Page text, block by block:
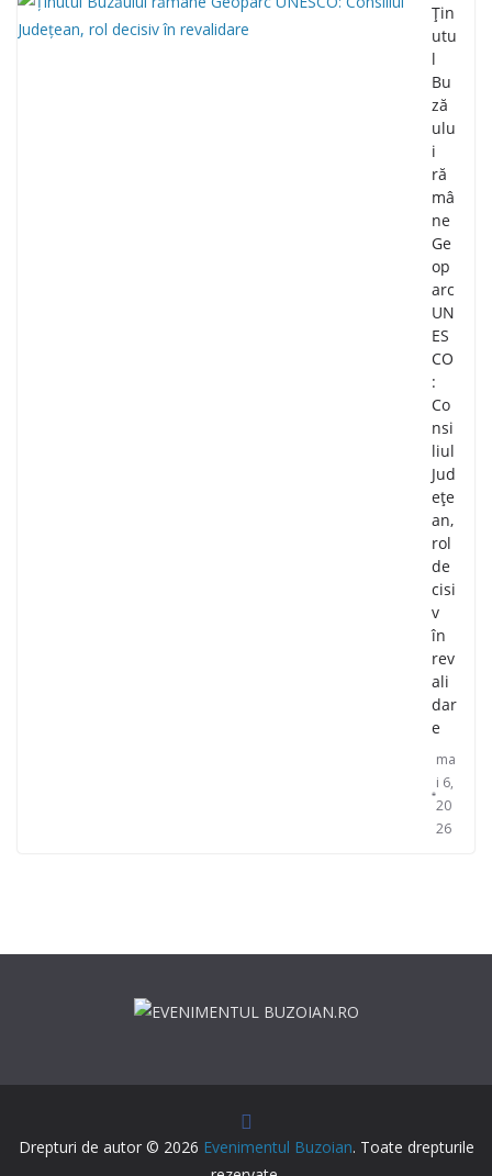
Țin
utu
l
Bu
ză
ulu
i
ră
mâ
ne
Ge
op
arc
UN
ES
CO
:
Co
nsi
liul
Jud
ețe
an,
rol
de
cisi
v
în
rev
ali
dar
e
ma
i 6,
20
26
Drepturi de autor © 2026 Evenimentul Buzoian. Toate drepturile